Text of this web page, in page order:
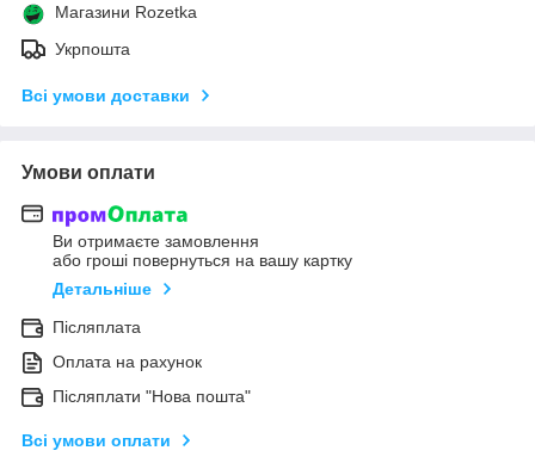
Магазини Rozetka
Укрпошта
Всі умови доставки
Умови оплати
Ви отримаєте замовлення
або гроші повернуться на вашу картку
Детальніше
Післяплата
Оплата на рахунок
Післяплати "Нова пошта"
Всі умови оплати